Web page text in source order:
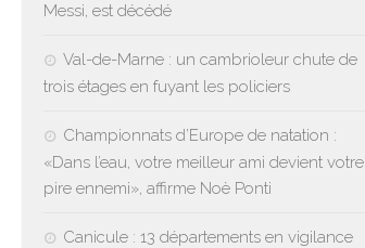
Messi, est décédé
Val-de-Marne : un cambrioleur chute de
trois étages en fuyant les policiers
Championnats d’Europe de natation :
«Dans l’eau, votre meilleur ami devient votre
pire ennemi», affirme Noè Ponti
Canicule : 13 départements en vigilance